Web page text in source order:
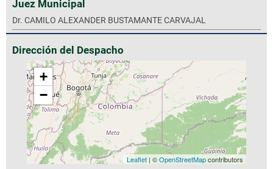
Juez Municipal
Dr. CAMILO ALEXANDER BUSTAMANTE CARVAJAL
Dirección del Despacho
+
−
Leaflet| ©OpenStreetMapcontributors